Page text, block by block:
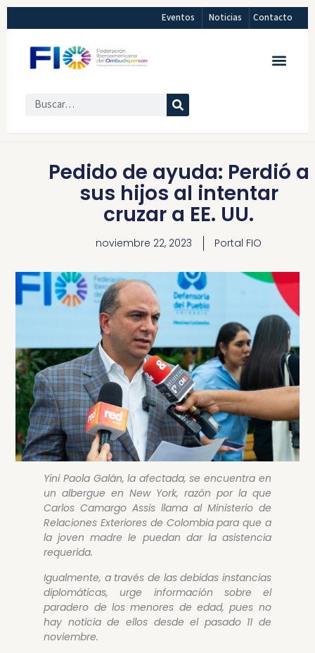
Eventos Noticias Contacto
Pedido de ayuda: Perdió a
sus hijos al intentar
cruzar a EE. UU.
noviembre 22, 2023 Portal FIO
Yini Paola Galán, la afectada, se encuentra en
un albergue en New York, razón por la que
Carlos Camargo Assis llama al Ministerio de
Relaciones Exteriores de Colombia para que a
la joven madre le puedan dar la asistencia
requerida.
Igualmente, a través de las debidas instancias
diplomáticas, urge información sobre el
paradero de los menores de edad, pues no
hay noticia de ellos desde el pasado 11 de
noviembre.